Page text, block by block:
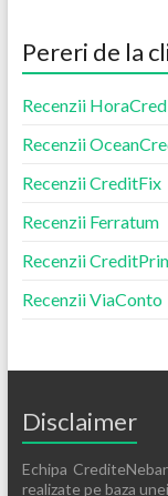
Pereri de la
Recenzii
Recenzii
Recenzii CreditFix
Recenzii Ferratum
Recenzii
Recenzii ViaConto
Disclaimer
Echipa
realizate pe baza